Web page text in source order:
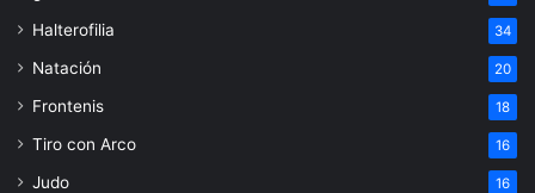
Halterofilia 34
Natación 20
Frontenis 18
Tiro con Arco 16
Judo 16